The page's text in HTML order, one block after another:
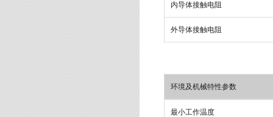
内导体接触电阻
外导体接触电阻
环境及机械特性参数
最小工作温度